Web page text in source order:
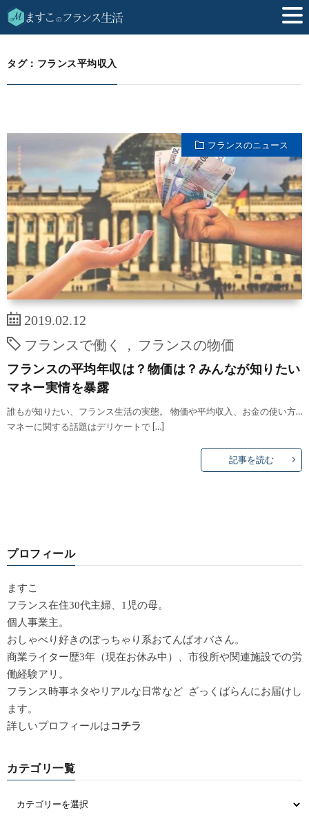
HOME フランス平均収入
タグ：フランス平均収入
フランスのニュース
2019.02.12
フランスで働く
フランスの物価
フランスの平均年収は？物価は？みんなが知りたい
マネー実情を暴露
誰もが知りたい、フランス生活の実態。 物価や平均収入、お金の使い方…
マネーに関する話題はデリケートで […]
記事を読む
プロフィール
ますこ
フランス在住30代主婦、1児の母。
個人事業主。
おしゃべり好きのぽっちゃり系おてんばオバさん。
商業ライター歴3年（現在お休み中）、市役所や関連施設での労
働経験アリ。
フランス時事ネタやリアルな日常など ざっくばらんにお届けし
ます。
詳しいプロフィールはコチラ
カテゴリ一覧